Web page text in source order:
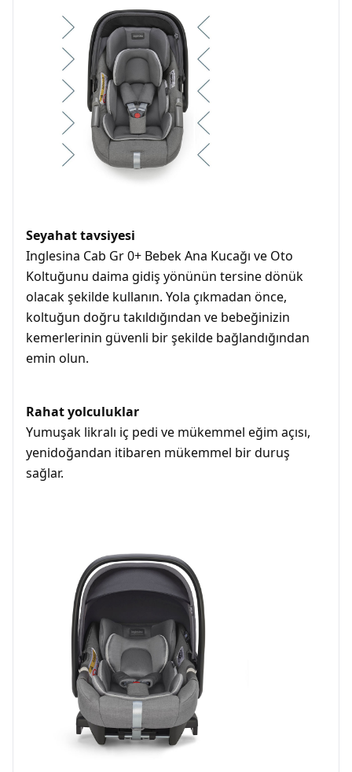
Seyahat tavsiyesi
Inglesina Cab Gr 0+ Bebek Ana Kucağı ve Oto
Koltuğunu daima gidiş yönünün tersine dönük
olacak şekilde kullanın. Yola çıkmadan önce,
koltuğun doğru takıldığından ve bebeğinizin
kemerlerinin güvenli bir şekilde bağlandığından
emin olun.
Rahat yolculuklar
Yumuşak likralı iç pedi ve mükemmel eğim açısı,
yenidoğandan itibaren mükemmel bir duruş
sağlar.